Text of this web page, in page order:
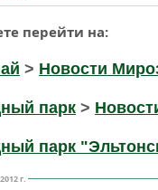
перейти на:
> Новости
парк >
парк
г.